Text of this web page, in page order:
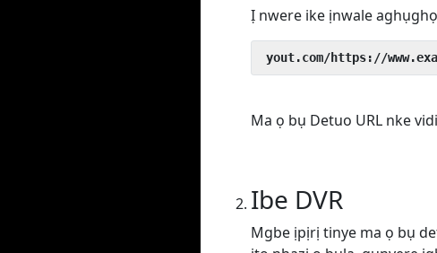
Ị nwere ike ịnwale
yout.com/https://
Ma ọ bụ Detuo URL nke
Ibe DVR
Mgbe ịpịrị tinye ma ọ bụ